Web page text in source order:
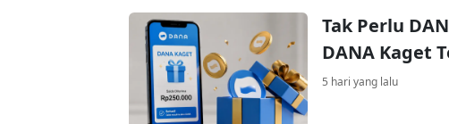
Tak Perlu
DANA Kaget
5 hari yang lalu